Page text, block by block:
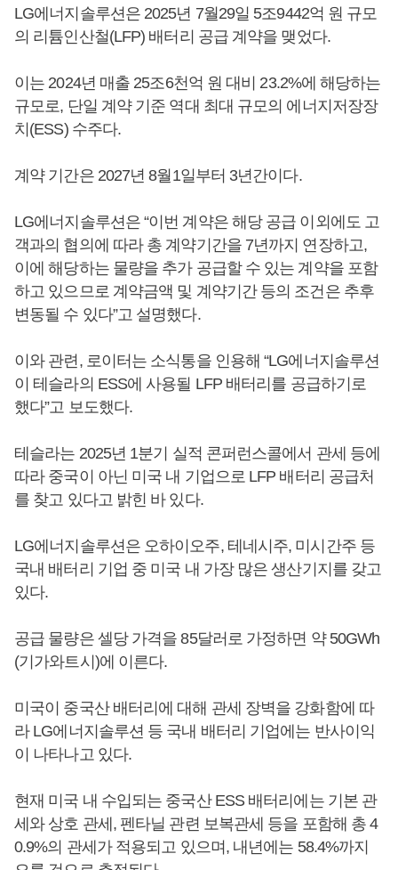
LG에너지솔루션은 2025년 7월29일 5조9442억 원 규모
의 리튬인산철(LFP) 배터리 공급 계약을 맺었다.
이는 2024년 매출 25조6천억 원 대비 23.2%에 해당하는
규모로, 단일 계약 기준 역대 최대 규모의 에너지저장장
치(ESS) 수주다.
계약 기간은 2027년 8월1일부터 3년간이다.
LG에너지솔루션은 “이번 계약은 해당 공급 이외에도 고
객과의 협의에 따라 총 계약기간을 7년까지 연장하고,
이에 해당하는 물량을 추가 공급할 수 있는 계약을 포함
하고 있으므로 계약금액 및 계약기간 등의 조건은 추후
변동될 수 있다”고 설명했다.
이와 관련, 로이터는 소식통을 인용해 “LG에너지솔루션
이 테슬라의 ESS에 사용될 LFP 배터리를 공급하기로
했다”고 보도했다.
테슬라는 2025년 1분기 실적 콘퍼런스콜에서 관세 등에
따라 중국이 아닌 미국 내 기업으로 LFP 배터리 공급처
를 찾고 있다고 밝힌 바 있다.
LG에너지솔루션은 오하이오주, 테네시주, 미시간주 등
국내 배터리 기업 중 미국 내 가장 많은 생산기지를 갖고
있다.
공급 물량은 셀당 가격을 85달러로 가정하면 약 50GWh
(기가와트시)에 이른다.
미국이 중국산 배터리에 대해 관세 장벽을 강화함에 따
라 LG에너지솔루션 등 국내 배터리 기업에는 반사이익
이 나타나고 있다.
현재 미국 내 수입되는 중국산 ESS 배터리에는 기본 관
세와 상호 관세, 펜타닐 관련 보복관세 등을 포함해 총 4
0.9%의 관세가 적용되고 있으며, 내년에는 58.4%까지